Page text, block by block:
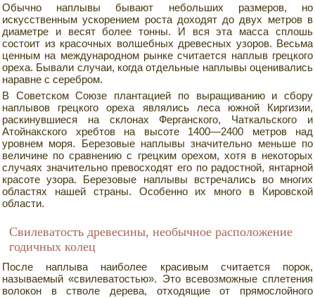
Обычно наплывы бывают небольших размеров, но
искусственным ускорением роста доходят до двух метров в
диаметре и весят более тонны. И вся эта масса сплошь
состоит из красочных волшебных древесных узоров. Весьма
ценным на международном рынке считается наплыв грецкого
ореха. Бывали случаи, когда отдельные наплывы оценивались
наравне с серебром.
В Советском Союзе плантацией по выращиванию и сбору
наплывов грецкого ореха являлись леса южной Киргизии,
раскинувшиеся на склонах Ферганского, Чаткальского и
Атойнакского хребтов на высоте 1400—2400 метров над
уровнем моря. Березовые наплывы значительно меньше по
величине по сравнению с грецким орехом, хотя в некоторых
случаях значительно превосходят его по радостной, янтарной
красоте узора. Березовые наплывы встречались во многих
областях нашей страны. Особенно их много в Кировской
области.
Свилеватость древесины, необычное расположение
годичных колец
После наплыва наиболее красивым считается порок,
называемый «свилеватостью». Это всевозможные сплетения
волокон в стволе дерева, отходящие от прямослойного